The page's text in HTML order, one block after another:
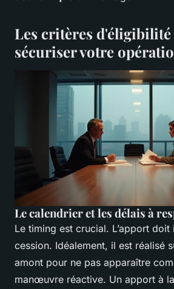
Les critères
sécuriser votre
Le calendrier et les délais à
Le timing est crucial. L’apport
cession. Idéalement, il est réalisé
amont pour ne pas apparaître
manœuvre réactive. Un apport à